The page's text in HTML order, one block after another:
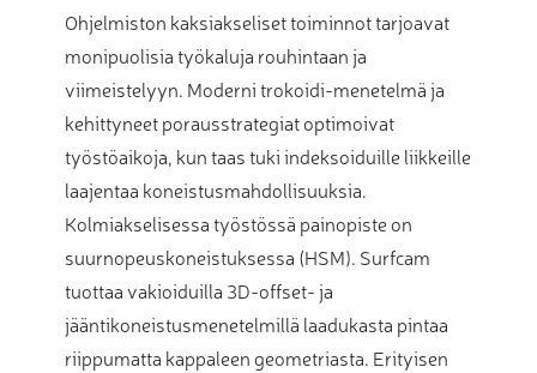
Ohjelmiston kaksiakseliset toiminnot tarjoavat
monipuolisia työkaluja rouhintaan ja
viimeistelyyn. Moderni trokoidi-menetelmä ja
kehittyneet porausstrategiat optimoivat
työstöaikoja, kun taas tuki indeksoiduille liikkeille
laajentaa koneistusmahdollisuuksia.
Kolmiakselisessa työstössä painopiste on
suurnopeuskoneistuksessa (HSM). Surfcam
tuottaa vakioiduilla 3D-offset- ja
jääntikoneistusmenetelmillä laadukasta pintaa
riippumatta kappaleen geometriasta. Erityisen